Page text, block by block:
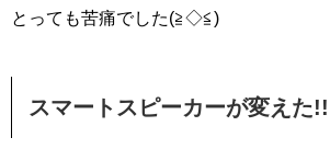
とっても苦痛でした(≧◇≦)
スマートスピーカーが変えた!!